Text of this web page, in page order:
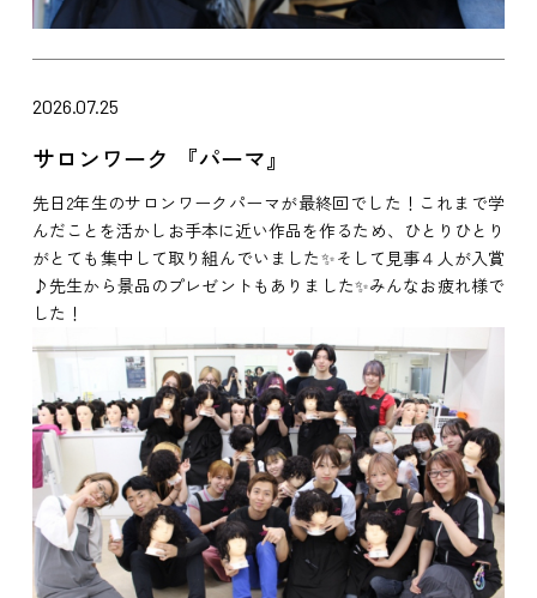
2026.07.25
サロンワーク 『パーマ』
先日2年生のサロンワークパーマが最終回でした！これまで学
んだことを活かしお手本に近い作品を作るため、ひとりひとり
がとても集中して取り組んでいました✨そして見事４人が入賞
♪先生から景品のプレゼントもありました✨みんなお疲れ様で
した！